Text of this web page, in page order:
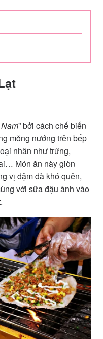
” bởi cách chế biến
mỏng nướng trên bếp
nhân như trứng,
Món ăn này giòn
vị đậm đà khó quên,
với sữa đậu ành vào